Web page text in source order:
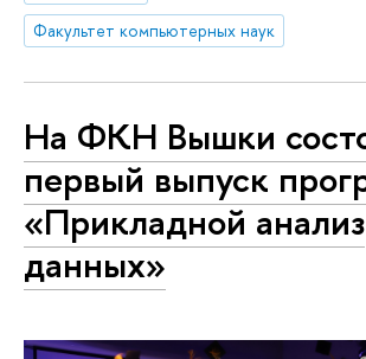
Факультет компьютерных наук
На ФКН Вышки
первый выпуск
«Прикладной анализ
данных»